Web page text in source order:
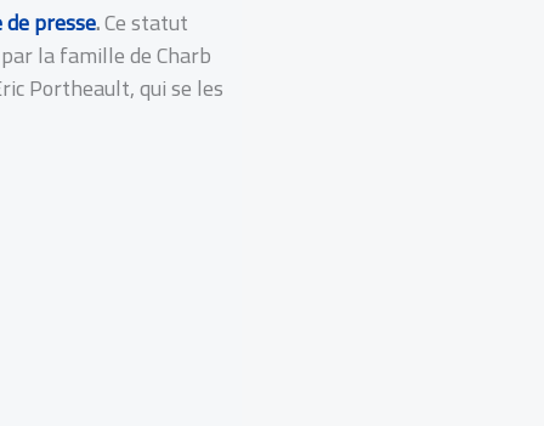
presse.Ce statut
la famille de Charb
Portheault, qui se les